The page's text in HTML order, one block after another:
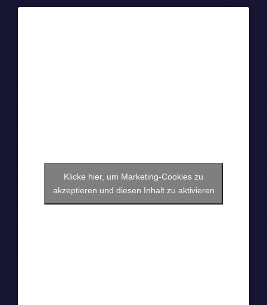
Klicke hier, um Marketing-Cookies zu
akzeptieren und diesen Inhalt zu aktivieren